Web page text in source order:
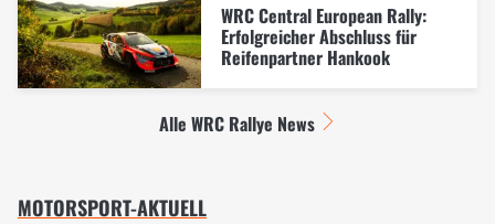
WRC Central European Rally:
Erfolgreicher Abschluss für
Reifenpartner Hankook
Alle WRC Rallye News
MOTORSPORT-AKTUELL